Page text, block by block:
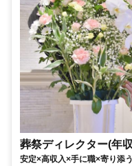
葬祭ディレクター(年
安定×高収入×手に職×寄り添